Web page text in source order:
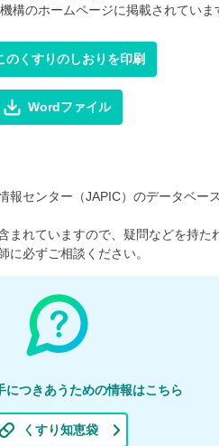
構のホームページに掲載されていま
のくすりのしおりを印刷
Wordファイル
報センター（JAPIC）のデータベー
まれていますので、疑問などを持た
に必ずご相談ください。
につきあうための情報はこちら
くすり知恵袋